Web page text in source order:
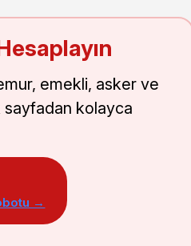
emekli, asker ve
sayfadan kolayca
→